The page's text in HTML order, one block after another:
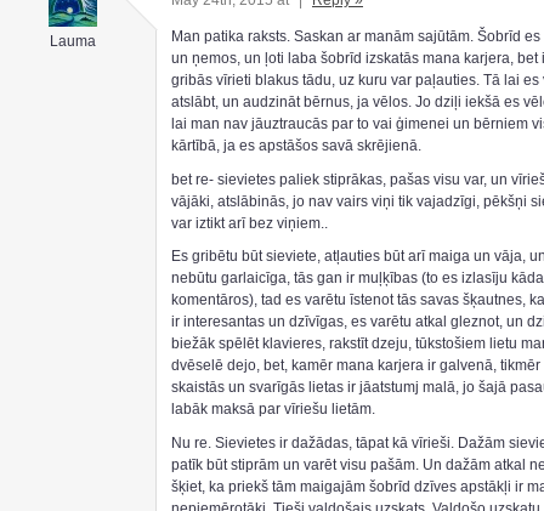
Lauma
Man patika raksts. Saskan ar manām sajūtām. Šobrīd
un ņemos, un ļoti laba šobrīd izskatās mana karjera, bet
gribās vīrieti blakus tādu, uz kuru var paļauties. Tā lai es
atslābt, un audzināt bērnus, ja vēlos. Jo dziļi iekšā es
lai man nav jāuztraucās par to vai ģimenei un bērniem
kārtībā, ja es apstāšos savā skrējienā.
bet re- sievietes paliek stiprākas, pašas visu var, un
vājāki, atslābinās, jo nav vairs viņi tik vajadzīgi, pēkšņi
var iztikt arī bez viņiem..
Es gribētu būt sieviete, atļauties būt arī maiga un vāja,
nebūtu garlaicīga, tās gan ir muļķības (to es izlasīju kāda
komentāros), tad es varētu īstenot tās savas šķautnes,
ir interesantas un dzīvīgas, es varētu atkal gleznot, un
biežāk spēlēt klavieres, rakstīt dzeju, tūkstošiem lietu
dvēselē dejo, bet, kamēr mana karjera ir galvenā,
skaistās un svarīgās lietas ir jāatstumj malā, jo šajā
labāk maksā par vīriešu lietām.
Nu re. Sievietes ir dažādas, tāpat kā vīrieši. Dažām
patīk būt stiprām un varēt visu pašām. Un dažām atkal
šķiet, ka priekš tām maigajām šobrīd dzīves apstākļi ir